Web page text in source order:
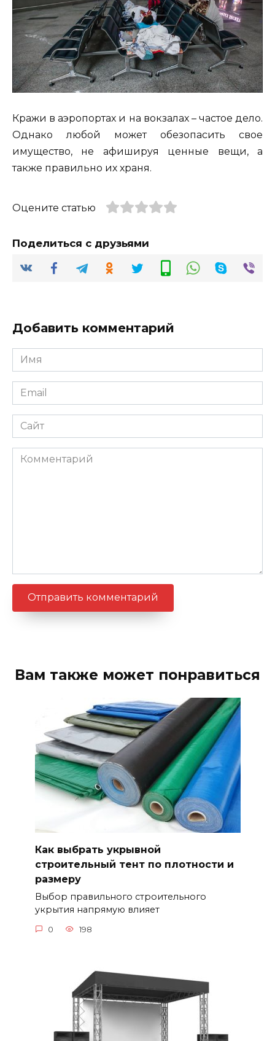
Кражи в аэропортах и на вокзалах – частое дело.
Однако любой может обезопасить свое
имущество, не афишируя ценные вещи, а
также правильно их храня.
Оцените статью
Поделиться с друзьями
Добавить комментарий
Имя
*
Email
*
Сайт
Комментарий
Вам также может понравиться
Как выбрать укрывной
строительный тент по плотности и
размеру
Выбор правильного строительного
укрытия напрямую влияет
0 198